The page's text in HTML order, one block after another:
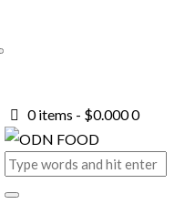
0 items - $0.0000